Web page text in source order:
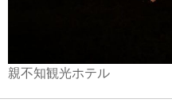
親不知観光ホテル